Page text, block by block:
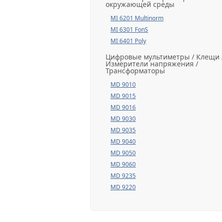
окружающей среды
MI 6201 Multinorm
MI 6301 FonS
MI 6401 Poly
Цифровые мультиметры / Клещи
Измерители напряжения /
Трансформаторы
MD 9010
MD 9015
MD 9016
MD 9030
MD 9035
MD 9040
MD 9050
MD 9060
MD 9235
MD 9220